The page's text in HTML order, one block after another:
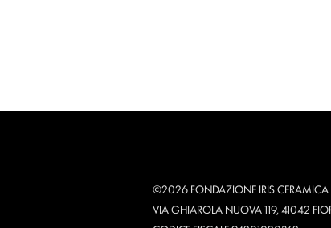
©2026 FONDAZIONE IRIS CERAMICA
VIA GHIAROLA NUOVA 119, 41042